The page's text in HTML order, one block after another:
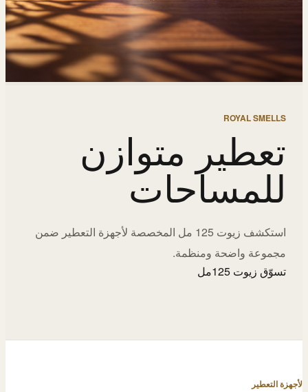
ROYAL SMELLS
تعطير متوازن
للمساحات
استكشف زيوت 125 مل المخصصة لأجهزة التعطير ضمن
مجموعة واضحة ومنظمة.
تسوّق زيوت 125مل
لأجهزة التعطير